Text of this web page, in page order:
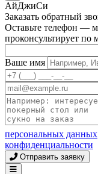
АйДжиСи
Заказать обратный
Оставьте телефон —
проконсультирует по
Ваше имя
персональных данных
конфиденциальности
Отправить заявку